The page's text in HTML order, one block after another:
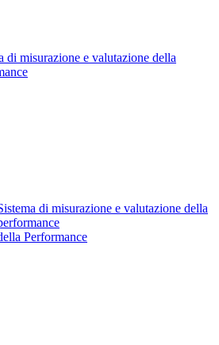
di misurazione e valutazione della
di misurazione e valutazione della
Performance